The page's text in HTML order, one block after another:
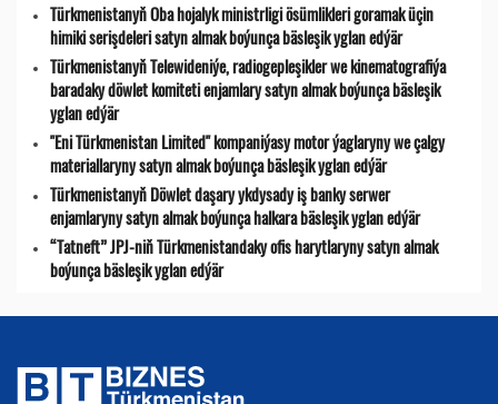
Türkmenistanyň Oba hojalyk ministrligi ösümlikleri goramak üçin
himiki serişdeleri satyn almak boýunça bäsleşik yglan edýär
Türkmenistanyň Telewideniýe, radio­gepleşikler we kinematografiýa
baradaky döwlet komiteti enjamlary satyn almak boýunça bäsleşik
yglan edýär
"Eni Türkmenistan Limited" kompaniýasy motor ýaglaryny we çalgy
materiallaryny satyn almak boýunça bäsleşik yglan edýär
Türkmenistanyň Döwlet daşary ykdysady iş banky serwer
enjamlaryny satyn almak boýunça halkara bäsleşik yglan edýär
“Tatneft” JPJ-niň Türkmenistandaky ofis harytlaryny satyn almak
boýunça bäsleşik yglan edýär